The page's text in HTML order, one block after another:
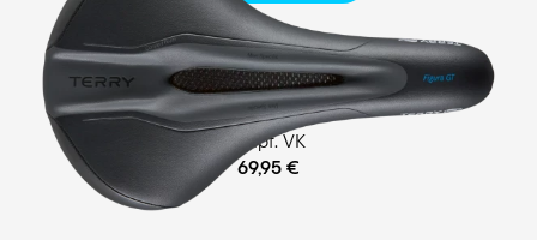
Fitness
Comfort Foam Polsterung
empf. VK
69,95 €